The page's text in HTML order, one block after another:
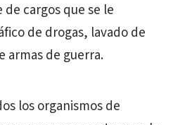
cargos que se le
de drogas, lavado de
armas de guerra.
los organismos de